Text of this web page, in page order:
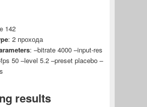
142
: 2 прохода
: –bitrate 4000 –input-res
50 –level 5.2 –preset placebo –
results